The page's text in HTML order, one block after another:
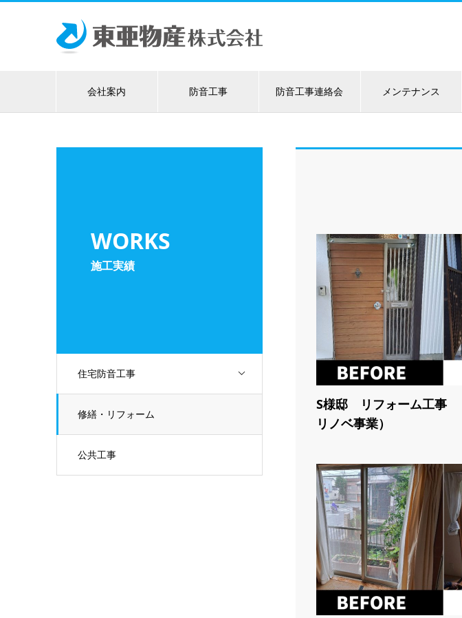
会社案内 防音工事 防音工事連絡会 メンテナンス
WORKS
施工実績
住宅防音工事
修繕・リフォーム
公共工事
S様邸 リフォーム工事
リノベ事業）